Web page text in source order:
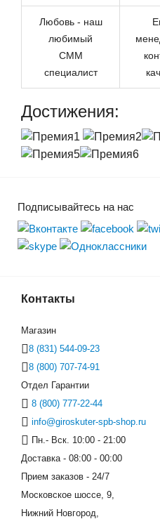
Любовь - наш
любимый
СММ
специалист
Достижения:
Подписывайтесь на нас
Контакты
Магазин
8 (831) 544-09-23
8 (800) 707-74-91
Отдел Гарантии
8 (800) 777-22-44
info@giroskuter-spb-shop.ru
Пн.- Вск. 10:00 - 21:00
Доставка - 08:00 - 00:00
Прием заказов - 24/7
Московское шоссе, 9,
Нижний Новгород,